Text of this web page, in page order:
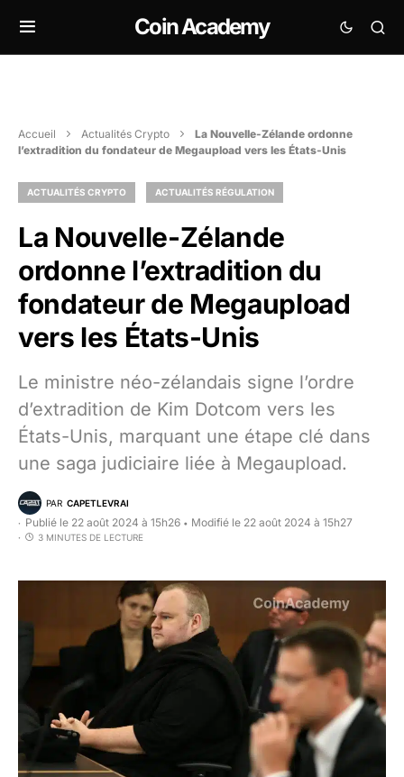
Coin Academy
Accueil Actualités Crypto
La Nouvelle-Zélande ordonne
l’extradition du fondateur de Megaupload vers les États-Unis
ACTUALITÉS CRYPTO ACTUALITÉS RÉGULATION
La Nouvelle-Zélande
ordonne l’extradition du
fondateur de Megaupload
vers les États-Unis
Le ministre néo-zélandais signe l’ordre
d’extradition de Kim Dotcom vers les
États-Unis, marquant une étape clé dans
une saga judiciaire liée à Megaupload.
PAR CAPETLEVRAI
Publié le 22 août 2024 à 15h26 • Modifié le 22 août 2024 à 15h27
3 MINUTES DE LECTURE